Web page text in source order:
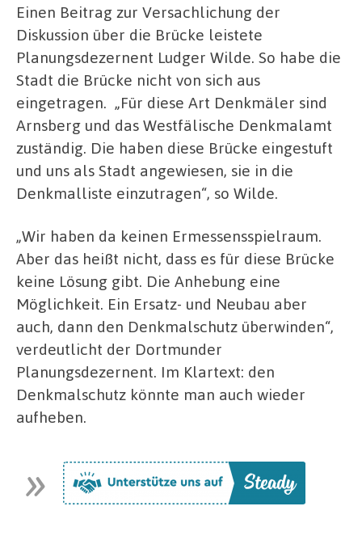
Einen Beitrag zur Versachlichung der
Diskussion über die Brücke leistete
Planungsdezernent Ludger Wilde. So habe die
Stadt die Brücke nicht von sich aus
eingetragen. „Für diese Art Denkmäler sind
Arnsberg und das Westfälische Denkmalamt
zuständig. Die haben diese Brücke eingestuft
und uns als Stadt angewiesen, sie in die
Denkmalliste einzutragen“, so Wilde.
„Wir haben da keinen Ermessensspielraum.
Aber das heißt nicht, dass es für diese Brücke
keine Lösung gibt. Die Anhebung eine
Möglichkeit. Ein Ersatz- und Neubau aber
auch, dann den Denkmalschutz überwinden“,
verdeutlicht der Dortmunder
Planungsdezernent. Im Klartext: den
Denkmalschutz könnte man auch wieder
aufheben.